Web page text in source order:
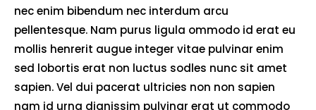
nec enim bibendum nec interdum arcu
pellentesque. Nam purus ligula ommodo id erat eu
mollis henrerit augue integer vitae pulvinar enim
sed lobortis erat non luctus sodles nunc sit amet
sapien. Vel dui pacerat ultricies non non sapien
nam id urna dignissim pulvinar erat ut commodo